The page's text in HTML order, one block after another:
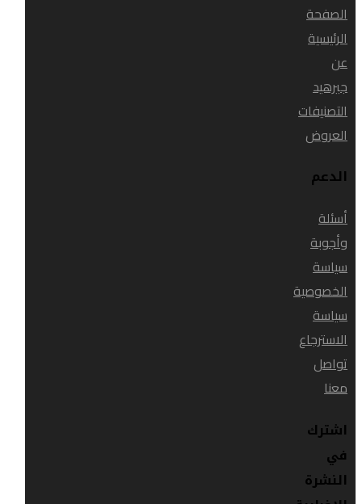
الصفحة
الرئيسية
عن
جيرهيد
التصنيفات
العروض
الدعم
أسئلة
وأجوبة
سياسة
الخصوصية
سياسة
الاسترجاع
تواصل
معنا
اشترك
في
النشرة